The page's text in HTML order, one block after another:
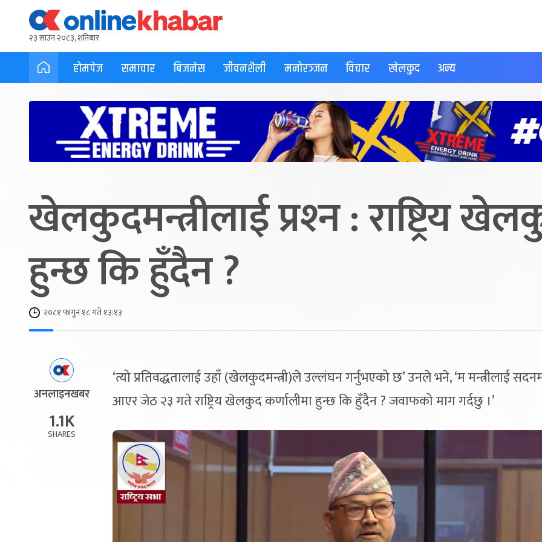
२३ साउन २०८३, शनिबार
होमपेज समाचार बिजनेस जीवनशैली मनोरञ्जन विचार खेलकुद अन्य
खेलकुदमन्त्रीलाई प्रश्‍न : राष्ट्रिय
हुन्छ कि हुँदैन ?
२०८१ फागुन १८ गते १३:१३
अनलाइनखबर
1.1K
SHARES
‘त्यो प्रतिवद्धतालाई उहाँ (खेलकुदमन्त्री)ले उल्लंघन गर्नुभएको छ’ उनले भने, ‘म मन्त्रीलाई
आएर जेठ २३ गते राष्ट्रिय खेलकुद कर्णालीमा हुन्छ कि हुँदैन ? जवाफको माग गर्दछु ।’